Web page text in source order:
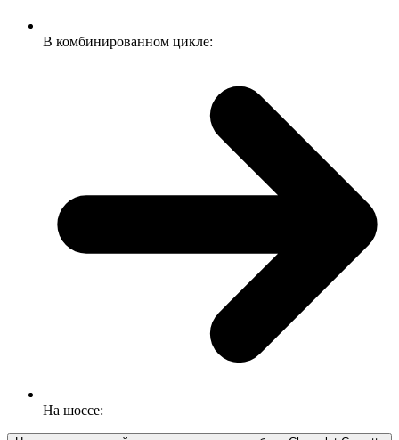
В комбинированном цикле:
На шоссе: